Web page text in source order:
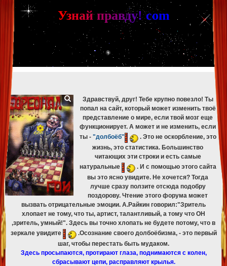
[phpBB Debug] PHP Warning : in file [ROOT]/phpbb/db/driver/mysqli.php
mysqli_fetch_assoc(): Couldn't fetch mysqli_result
[phpBB Debug] PHP Warning: in file[ROOT]/phpbb/db/driver/mysqli.php 329
mysqli_free_result(): Couldn't fetch mysqli_result
[phpBB Debug] PHP Warning
[ROOT]/phpbb/db/driver/mysqli.php on line 265
mysqli_fetch_assoc(): Couldn't fetch mysqli_result
[phpBB Debug] PHP Warning
: in file [ROOT]/phpbb/db/driver/mysqli.php on line329
mysqli_free_result(): Couldn't fetch mysqli_result
[phpBB Debug] PHP Warning: in file [ROOT]/phpbb/db/driver/mysqli.php on line 265
mysqli_fetch_assoc(): Couldn't fetch mysqli_result
[phpBB Debug] PHP Warning
[ROOT]/phpbb/db/driver/mysqli.php on line329:
mysqli_free_result(): Couldn't fetch mysqli_result
Узнай правду! com
Здравствуй, друг! Тебе крупно повезло! Ты
попал на сайт, который может изменить твоё
представление о мире, если твой мозг еще
функционирует. А может и не изменить, если
ты - "долбоёб"
. Это не оскорбление, это
жизнь, это статистика. Большинство
читающих эти строки и есть самые
натуральные
. И с помощью этого сайта
вы это ясно увидите. Не хочется? Тогда
лучше сразу ползите отсюда подобру
поздорову. Чтение этого форума может
вызвать отрицательные эмоции. А.Райкин говорил:"Зритель
хлопает не тому, что ты, артист, талантливый, а тому что ОН
,зритель, умный!". Здесь вы точно хлопать не будете потому, что в
зеркале увидите
.Осознание своего долбоёбизма, - это первый
шаг, чтобы перестать быть мудаком.
Здесь просыпаются, протирают глаза, поднимаются с колен,
сбрасывают цепи, расправляют крылья.